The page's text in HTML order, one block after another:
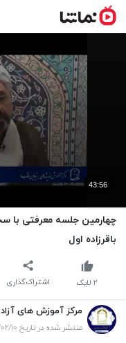
43:56
چهارمین جلسه معرفتی با
باقرزاده اول
اشتراک‌گذاری ۲ لایک
مرکز آموزش های
منتشر شده در تاریخ ۱۳۹۹/۰۲/۱۰